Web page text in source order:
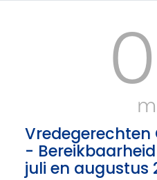
-
juli en augustus